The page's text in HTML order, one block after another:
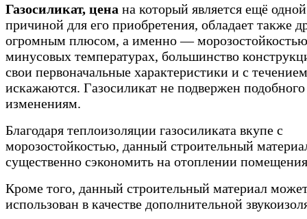
Газосиликат, цена на который является ещё
причиной для его приобретения, обладает также
огромным плюсом, а именно —
минусовых температурах, большинство
свои первоначальные характеристики и с
искажаются. Газосиликат не подвержен подобного
изменениям.
Благодаря теплоизоляции газосиликата вкупе с
морозостойкостью, данный строительный
существенно сэкономить на отоплении
Кроме того, данный строительный материал
использован в качестве дополнительной